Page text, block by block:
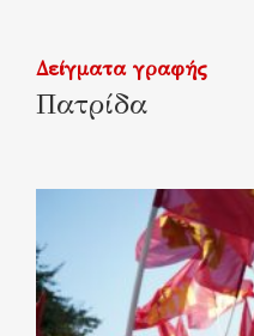
Δείγματα γραφής
Πατρίδα